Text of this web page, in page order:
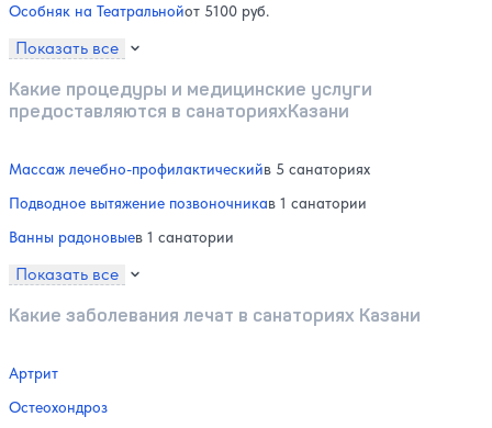
Особняк на Театральнойот 5100 руб.
Показать все
Какие процедуры и медицинские услуги
предоставляются в санаторияхКазани
Массаж лечебно-профилактическийв 5 санаториях
Подводное вытяжение позвоночникав 1 санатории
Ванны радоновыев 1 санатории
Показать все
Какие заболевания лечат в санаториях Казани
Артрит
Остеохондроз